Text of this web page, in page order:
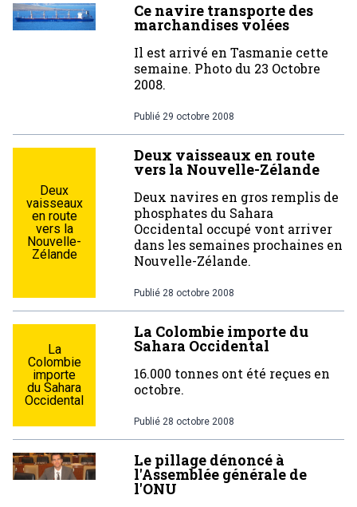
Ce navire transporte des
marchandises volées
Il est arrivé en Tasmanie cette
semaine. Photo du 23 Octobre
2008.
Publié 29 octobre 2008
Deux
vaisseaux
en route
vers la
Nouvelle-
Zélande
Deux vaisseaux en route
vers la Nouvelle-Zélande
Deux navires en gros remplis de
phosphates du Sahara
Occidental occupé vont arriver
dans les semaines prochaines en
Nouvelle-Zélande.
Publié 28 octobre 2008
La
Colombie
importe
du Sahara
Occidental
La Colombie importe du
Sahara Occidental
16.000 tonnes ont été reçues en
octobre.
Publié 28 octobre 2008
Le pillage dénoncé à
l'Assemblée générale de
l'ONU